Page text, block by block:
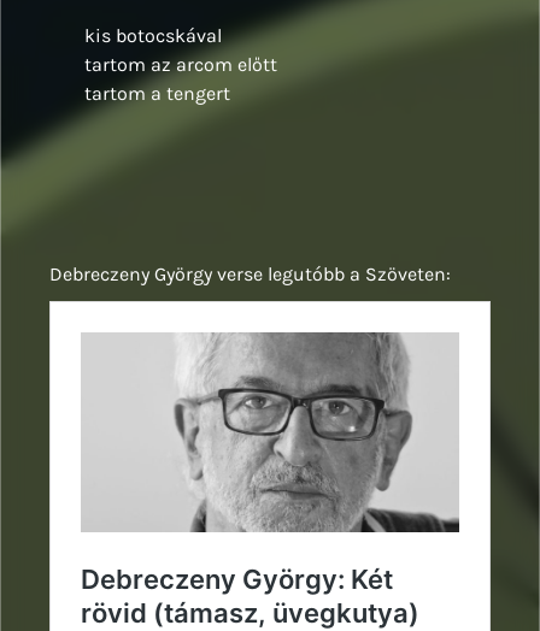
kis botocskával
tartom az arcom előtt
tartom a tengert
Debreczeny György verse legutóbb a Szöveten: